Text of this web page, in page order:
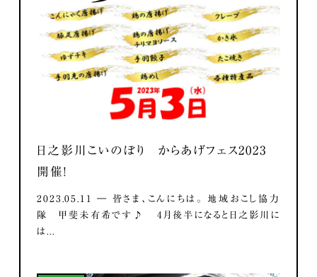
日之影川こいのぼり からあげフェス2023
開催！
2023.05.11 ― 皆さま、こんにちは。 地域おこし協力
隊 甲斐未有希です♪ 4月後半になると日之影川に
は...